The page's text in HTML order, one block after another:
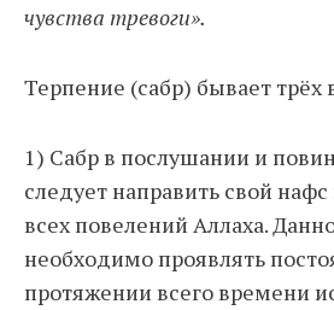
чувства тревоги».
Терпение (сабр) бывает трёх
1) Сабр в послушании и
следует направить свой
всех повелений Аллаха.
необходимо проявлять
протяжении всего времени